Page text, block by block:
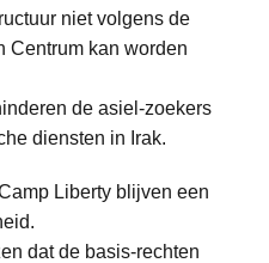
niet volgens de
Centrum kan worden
de asiel-zoekers
diensten in Irak.
Liberty blijven een
dat de basis-rechten